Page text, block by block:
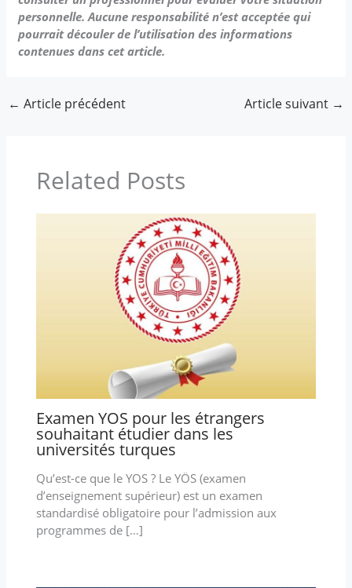
personnelle. Aucune responsabilité n’est acceptée qui
pourrait découler de l’utilisation des informations
contenues dans cet article.
← Article précédent Article suivant →
Related Posts
Examen YOS pour les étrangers
souhaitant étudier dans les
universités turques
Qu’est-ce que le YOS ? Le YÖS (examen
d’enseignement supérieur) est un examen
standardisé obligatoire pour l’admission aux
programmes de […]